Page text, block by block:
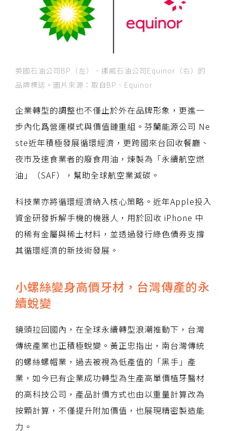
英國石油公司BP（左）、挪威石油公司Equinor（右）的
品牌標誌。圖片來源：取自BP、Equinor
企業轉型的調整也不僅止於外在品牌形象，更進一
步內化爲營運模式與價值鏈重組。芬蘭能源公司 Ne
ste近年積極發展循環經濟，更跨國來台回收餐廳、
夜市及速食業者的廢食用油，煉製為「永續航空燃
油」（SAF），幫助全球航空業減碳。
科技業亦將循環經濟納入核心策略。近年Apple投入
資金研發拆解手機的機器人，用於回收 iPhone 中
的稀有金屬與稀土材料，並透過發行綠色債券支撐
其循環經濟的新技術發展。
小螺絲變身高價牙材，台灣傳產的永
續蛻變
鏡頭拉回國內，在全球永續轉型浪潮推動下，台灣
傳統產業也正積極蛻變。黃正忠指出，南台灣傳統
的螺絲螺帽業，過去被視為低產值的「黑手」產
業，如今已有企業成功轉型為生產高單價植牙醫材
的高科技公司，產品計價方式也由以重量計算改為
按顆計算，不僅提升附加價值，也展現精密製造能
力。